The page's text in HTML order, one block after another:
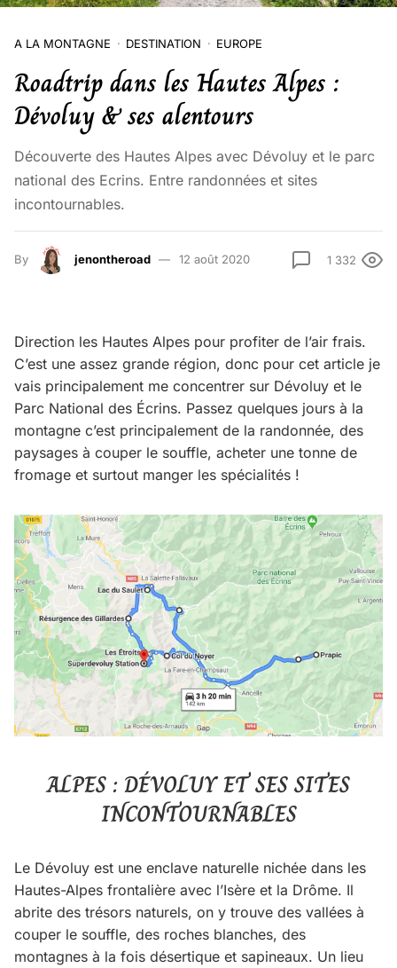
A LA MONTAGNE DESTINATION EUROPE
Roadtrip dans les Hautes Alpes :
Dévoluy & ses alentours
Découverte des Hautes Alpes avec Dévoluy et le parc
national des Ecrins. Entre randonnées et sites
incontournables.
By jenontheroad 12 août 2020 1 332
Direction les Hautes Alpes pour profiter de l’air frais.
C’est une assez grande région, donc pour cet article je
vais principalement me concentrer sur Dévoluy et le
Parc National des Écrins. Passez quelques jours à la
montagne c’est principalement de la randonnée, des
paysages à couper le souffle, acheter une tonne de
fromage et surtout manger les spécialités !
ALPES : DÉVOLUY ET SES SITES
INCONTOURNABLES
Le Dévoluy est une enclave naturelle nichée dans les
Hautes-Alpes frontalière avec l’Isère et la Drôme. Il
abrite des trésors naturels, on y trouve des vallées à
couper le souffle, des roches blanches, des
montagnes à la fois désertique et sapineaux. Un lieu